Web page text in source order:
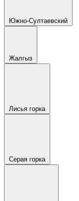
Южно-Султаевский
Жалгыз
Лисья горка
Серая горка